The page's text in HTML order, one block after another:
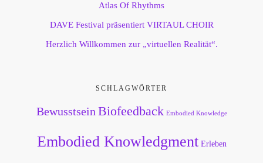
Atlas Of Rhythms
DAVE Festival präsentiert VIRTAUL CHOIR
Herzlich Willkommen zur „virtuellen Realität“.
SCHLAGWÖRTER
Bewusstsein Biofeedback Embodied Knowledge
Embodied Knowledgment Erleben